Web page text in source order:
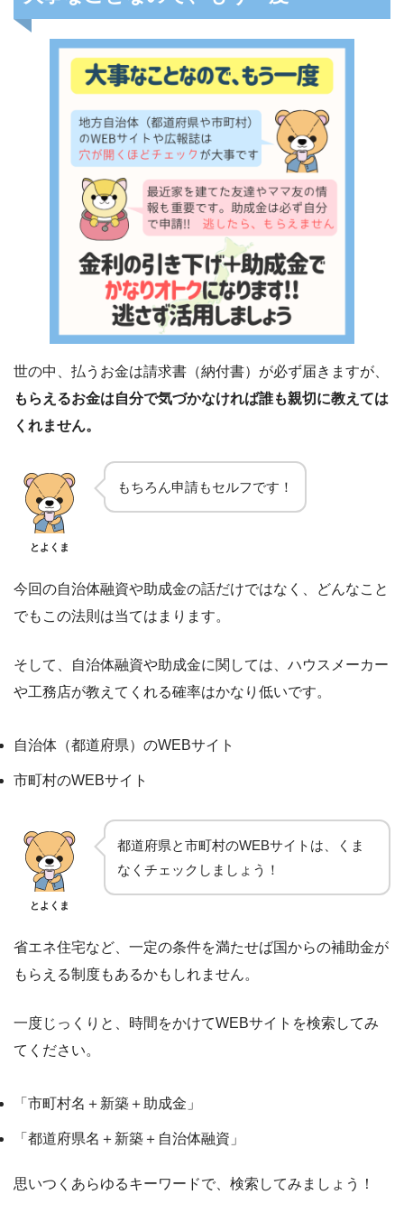
世の中、払うお金は請求書（納付書）が必ず届きますが、
もらえるお金は自分で気づかなければ誰も親切に教えては
くれません。
とよくま
もちろん申請もセルフです！
今回の自治体融資や助成金の話だけではなく、どんなこと
でもこの法則は当てはまります。
そして、自治体融資や助成金に関しては、ハウスメーカー
や工務店が教えてくれる確率はかなり低いです。
自治体（都道府県）のWEBサイト
市町村のWEBサイト
とよくま
都道府県と市町村のWEBサイトは、くま
なくチェックしましょう！
省エネ住宅など、一定の条件を満たせば国からの補助金が
もらえる制度もあるかもしれません。
一度じっくりと、時間をかけてWEBサイトを検索してみ
てください。
「市町村名＋新築＋助成金」
「都道府県名＋新築＋自治体融資」
思いつくあらゆるキーワードで、検索してみましょう！